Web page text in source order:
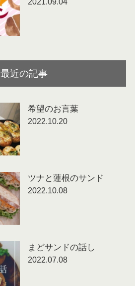
2021.09.04
最近の記事
希望のお言葉
2022.10.20
ツナと蓮根のサンド
2022.10.08
まどサンドの話し
2022.07.08